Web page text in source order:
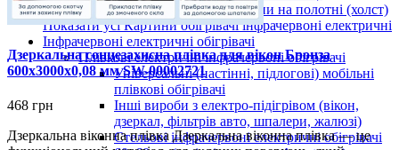
Інфрачервоні обігрівачі картини на полотні (холст)
Показати усі Картини обігрівачі інфрачервоні електричні
Інфрачервоні електричні обігрівачі
Плівкові електричні інфрачервоні обігрівачі
Універсальні (настінні, підлогові) мобільні
плівкові обігрівачі
Інші вироби з електро-підігрівом (вікон,
дзеркал, фільтрів авто, шпалери, жалюзі)
Стельові інфрачервоні електричні обігрівачі
Дзеркальна сонцезахисна плівка для вікон Бронза
600х3000х0,08 мм SW-00002721
468 грн
Дзеркальна віконна плівка Дзеркальна віконна плівка — це